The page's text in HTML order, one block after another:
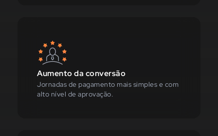
Aumento da conversão
Jornadas de pagamento mais simples e com
alto nível de aprovação.